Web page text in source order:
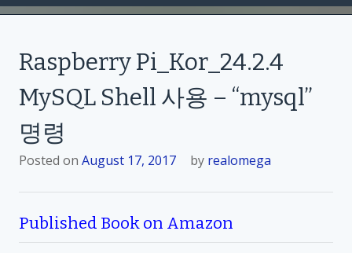
Raspberry Pi_Kor_24.2.4
MySQL Shell 사용 – “mysql”
명령
Posted on August 17, 2017 by realomega
Published Book on Amazon